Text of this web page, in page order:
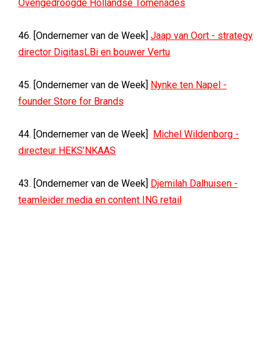
Ovengedroogde Hollandse Tomenades
46. [Ondernemer van de Week] Jaap van Oort - strategy
director DigitasLBi en bouwer Vertu
45. [Ondernemer van de Week] Nynke ten Napel -
founder Store for Brands
44. [Ondernemer van de Week] Michel Wildenborg -
directeur HEKS’NKAAS
43. [Ondernemer van de Week] Djemilah Dalhuisen -
teamleider media en content ING retail